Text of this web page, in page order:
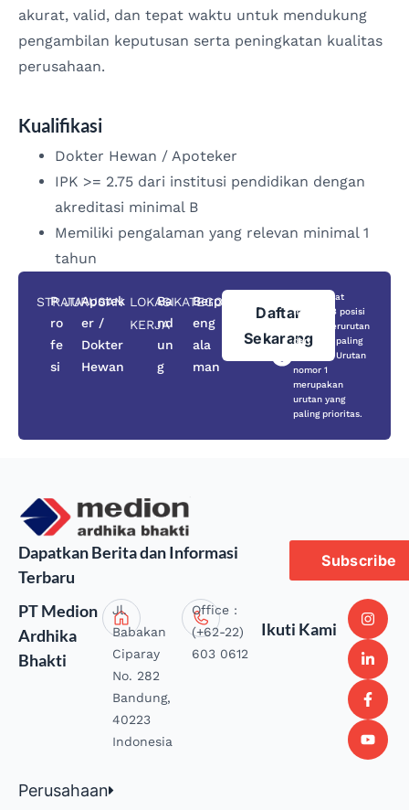
akurat, valid, dan tepat waktu untuk mendukung
pengambilan keputusan serta peningkatan kualitas
perusahaan.
Kualifikasi
Dokter Hewan / Apoteker
IPK >= 2.75 dari institusi pendidikan dengan
akreditasi minimal B
Memiliki pengalaman yang relevan minimal 1
tahun
STRATA
P
ro
fe
si
JURUSAN
Apotek
er /
Dokter
Hewan
LOKASI
KERJA
Ba
nd
un
g
KATEGORI
Berp
eng
ala
man
Daftar
Sekarang
Anda dapat
memilih 3 posisi
secara berurutan
dari yang paling
prioritas. Urutan
nomor 1
merupakan
urutan yang
paling prioritas.
Dapatkan Berita dan Informasi
Terbaru
Subscribe
PT Medion
Ardhika
Bhakti
Jl.
Babakan
Ciparay
No. 282
Bandung,
40223
Indonesia
Office :
(+62-22)
603 0612
Ikuti Kami
Perusahaan